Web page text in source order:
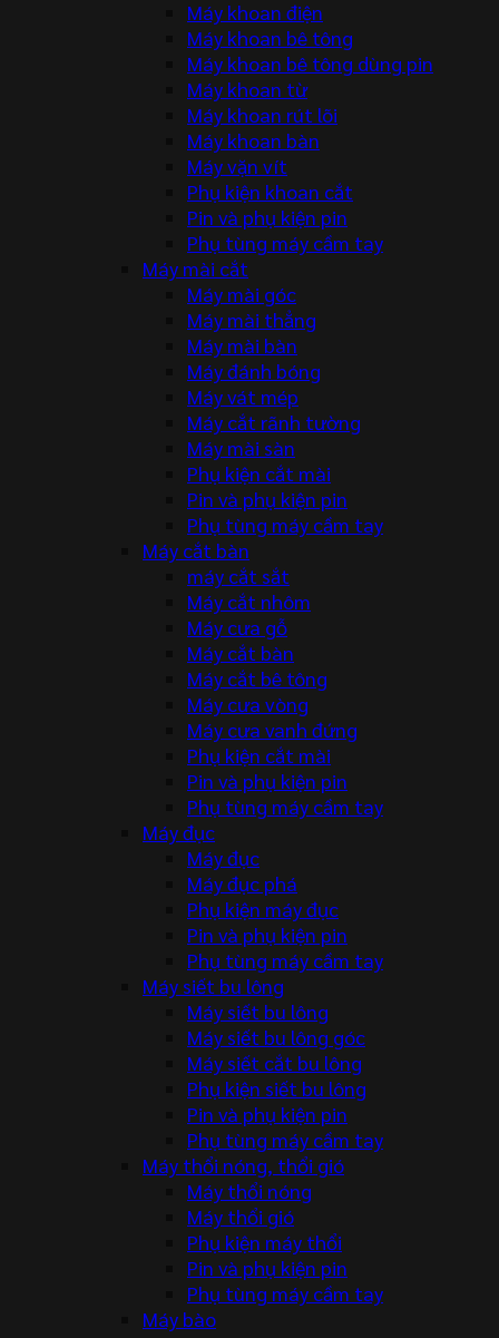
Máy khoan điện
Máy khoan bê tông
Máy khoan bê tông dùng pin
Máy khoan từ
Máy khoan rút lõi
Máy khoan bàn
Máy vặn vít
Phụ kiện khoan cắt
Pin và phụ kiện pin
Phụ tùng máy cầm tay
Máy mài cắt
Máy mài góc
Máy mài thẳng
Máy mài bàn
Máy đánh bóng
Máy vát mép
Máy cắt rãnh tường
Máy mài sàn
Phụ kiện cắt mài
Pin và phụ kiện pin
Phụ tùng máy cầm tay
Máy cắt bàn
máy cắt sắt
Máy cắt nhôm
Máy cưa gỗ
Máy cắt bàn
Máy cắt bê tông
Máy cưa vòng
Máy cưa vanh đứng
Phụ kiện cắt mài
Pin và phụ kiện pin
Phụ tùng máy cầm tay
Máy đục
Máy đục
Máy đục phá
Phụ kiện máy đục
Pin và phụ kiện pin
Phụ tùng máy cầm tay
Máy siết bu lông
Máy siết bu lông
Máy siết bu lông góc
Máy siết cắt bu lông
Phụ kiện siết bu lông
Pin và phụ kiện pin
Phụ tùng máy cầm tay
Máy thổi nóng, thổi gió
Máy thổi nóng
Máy thổi gió
Phụ kiện máy thổi
Pin và phụ kiện pin
Phụ tùng máy cầm tay
Máy bào